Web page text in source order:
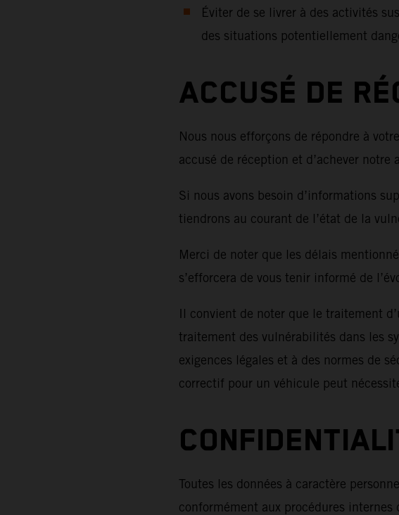
Éviter de se livrer à des activités
des situations potentiellement
ACCUSÉ DE
Nous nous efforçons de répondre à
accusé de réception et d’achever
Si nous avons besoin d’informations
tiendrons au courant de l’état de la
Merci de noter que les délais
s’efforcera de vous tenir informé de
Il convient de noter que le traitement
traitement des vulnérabilités dans les
exigences légales et à des normes de
correctif pour un véhicule peut
Toutes les données à caractère
conformément aux procédures